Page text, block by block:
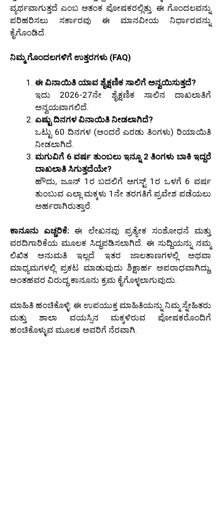
ವ್ಯರ್ಥವಾಗುತ್ತದೆ ಎಂಬ ಆತಂಕ ಪೋಷಕರಲ್ಲಿತ್ತು. ಈ ಗೊಂದಲವನ್ನು
ಪರಿಹರಿಸಲು ಸರ್ಕಾರವು ಈ ಮಾನವೀಯ ನಿರ್ಧಾರವನ್ನು
ಕೈಗೊಂಡಿದೆ.
ನಿಮ್ಮ ಗೊಂದಲಗಳಿಗೆ ಉತ್ತರಗಳು (FAQ)
ಈ ವಿನಾಯಿತಿ ಯಾವ ಶೈಕ್ಷಣಿಕ ಸಾಲಿಗೆ ಅನ್ವಯಿಸುತ್ತದೆ?
ಇದು 2026-27ನೇ ಶೈಕ್ಷಣಿಕ ಸಾಲಿನ ದಾಖಲಾತಿಗೆ
ಅನ್ವಯವಾಗಲಿದೆ.
ಎಷ್ಟು ದಿನಗಳ ವಿನಾಯಿತಿ ನೀಡಲಾಗಿದೆ?
ಒಟ್ಟು 60 ದಿನಗಳ (ಅಂದರೆ ಎರಡು ತಿಂಗಳು) ರಿಯಾಯಿತಿ
ನೀಡಲಾಗಿದೆ.
ಮಗುವಿಗೆ 6 ವರ್ಷ ತುಂಬಲು ಇನ್ನೂ 2 ತಿಂಗಳು ಬಾಕಿ ಇದ್ದರೆ
ದಾಖಲಾತಿ ಸಿಗುತ್ತದೆಯೇ?
ಹೌದು, ಜೂನ್ 1ರ ಬದಲಿಗೆ ಆಗಸ್ಟ್ 1ರ ಒಳಗೆ 6 ವರ್ಷ
ತುಂಬುವ ಎಲ್ಲಾ ಮಕ್ಕಳು 1ನೇ ತರಗತಿಗೆ ಪ್ರವೇಶ ಪಡೆಯಲು
ಅರ್ಹರಾಗಿರುತ್ತಾರೆ.
ಕಾನೂನು ಎಚ್ಚರಿಕೆ: ಈ ಲೇಖನವು ಪ್ರತ್ಯೇಕ ಸಂಶೋಧನೆ ಮತ್ತು
ವರದಿಗಾರಿಕೆಯ ಮೂಲಕ ಸಿದ್ಧಪಡಿಸಲಾಗಿದೆ. ಈ ಸುದ್ದಿಯನ್ನು ನಮ್ಮ
ಲಿಖಿತ ಅನುಮತಿ ಇಲ್ಲದೆ ಇತರ ಜಾಲತಾಣಗಳಲ್ಲಿ ಅಥವಾ
ಮಾಧ್ಯಮಗಳಲ್ಲಿ ಪ್ರಕಟ ಮಾಡುವುದು ಶಿಕ್ಷಾರ್ಹ ಅಪರಾಧವಾಗಿದ್ದು,
ಅಂತಹವರ ವಿರುದ್ಧ ಕಾನೂನು ಕ್ರಮ ಕೈಗೊಳ್ಳಲಾಗುವುದು.
ಮಾಹಿತಿ ಹಂಚಿಕೊಳ್ಳಿ: ಈ ಉಪಯುಕ್ತ ಮಾಹಿತಿಯನ್ನು ನಿಮ್ಮ ಸ್ನೇಹಿತರು
ಮತ್ತು ಶಾಲಾ ವಯಸ್ಸಿನ ಮಕ್ಕಳಿರುವ ಪೋಷಕರೊಂದಿಗೆ
ಹಂಚಿಕೊಳ್ಳುವ ಮೂಲಕ ಅವರಿಗೆ ನೆರವಾಗಿ.